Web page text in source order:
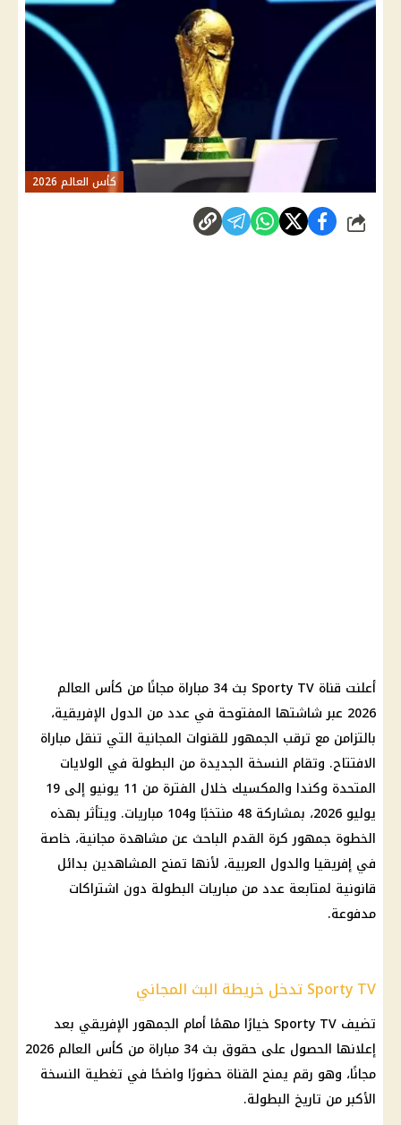
كأس العالم 2026
شارك
أعلنت قناة Sporty TV بث 34 مباراة مجانًا من
كأس العالم
2026 عبر شاشتها المفتوحة في عدد من الدول الإفريقية،
بالتزامن مع ترقب الجمهور للقنوات المجانية التي تنقل مباراة
الافتتاح. وتقام النسخة الجديدة من البطولة في الولايات
المتحدة
وكندا والمكسيك خلال الفترة من 11 يونيو إلى 19
يوليو 2026، بمشاركة 48 منتخبًا و104
مباريات. ويتأثر بهذه
الخطوة جمهور كرة القدم الباحث عن مشاهدة مجانية، خاصة
في إفريقيا والدول العربية، لأنها تمنح المشاهدين بدائل
قانونية لمتابعة عدد من مباريات البطولة دون اشتراكات
مدفوعة.
Sporty TV تدخل خريطة البث المجاني
تضيف Sporty TV خيارًا مهمًا أمام الجمهور الإفريقي بعد
إعلانها الحصول على حقوق بث 34 مباراة من
كأس العالم 2026
مجانًا، وهو رقم يمنح القناة حضورًا واضحًا في تغطية النسخة
الأكبر من تاريخ البطولة.